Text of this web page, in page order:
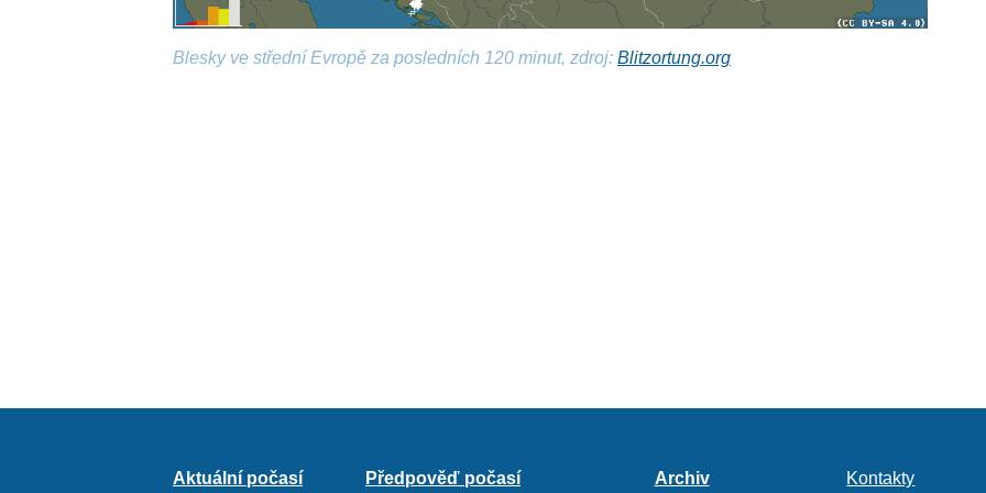
Blesky ve střední Evropě za posledních 120 minut, zdroj:Blitzortung.org
Aktuální počasí Předpověď počasí Archiv Kontakty